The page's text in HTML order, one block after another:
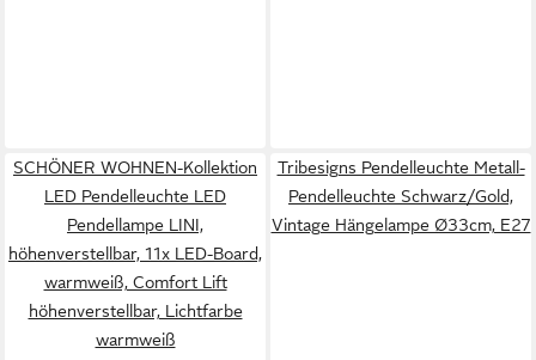
SCHÖNER WOHNEN-Kollektion
LED Pendelleuchte LED
Pendellampe LINI,
höhenverstellbar, 11x LED-Board,
warmweiß, Comfort Lift
höhenverstellbar, Lichtfarbe
warmweiß
Tribesigns Pendelleuchte Metall-
Pendelleuchte Schwarz/Gold,
Vintage Hängelampe Ø33cm, E27